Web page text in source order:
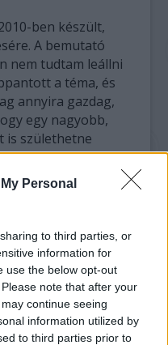
Personal
to third parties, or
information for
use the below opt-out
note that after your
continue seeing
information utilized by
to third parties prior to
ben készült,
A bemutató
nem tudtam leállni
a téma, és
annyira gazdag,
egy nagyobb,
is születhetne
a Múzeumok
három epizódos
kitapintottunk,
fordultak meg
a rákövetkező
mint önálló
azóta is töretlen